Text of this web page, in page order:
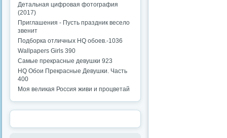
Детальная цифровая фотография
(2017)
Приглашения - Пусть праздник весело
звенит
Подборка отличных HQ обоев.-1036
Wallpapers Girls 390
Самые прекрасные девушки 923
HQ Обои Прекрасные Девушки. Часть
400
Моя великая Россия живи и процветай